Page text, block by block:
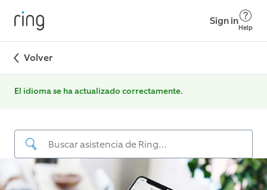
Sign in
Help
Volver
El idioma se ha actualizado correctamente.